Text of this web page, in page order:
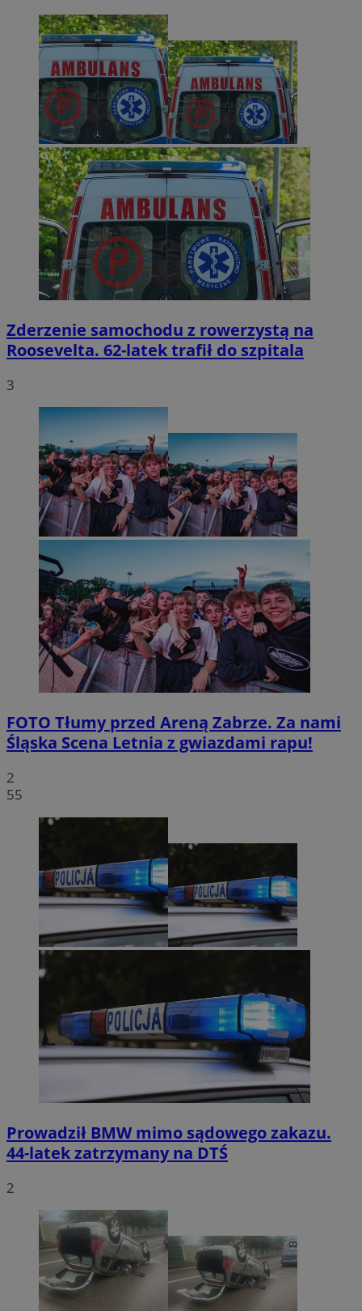
Zderzenie samochodu z rowerzystą na
Roosevelta. 62-latek trafił do szpitala
3
FOTO Tłumy przed Areną Zabrze. Za nami
Śląska Scena Letnia z gwiazdami rapu!
2
55
Prowadził BMW mimo sądowego zakazu.
44-latek zatrzymany na DTŚ
2